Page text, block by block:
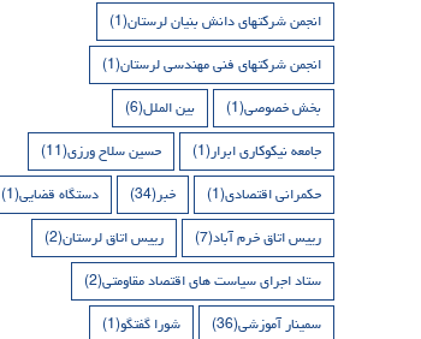
انجمن شرکتهای دانش بنیان لرستان(1)
انجمن شرکتهای فنی مهندسی لرستان(1)
بخش خصوصی(1) بین الملل(6)
جامعه نیکوکاری ابرار(1) حسین سلاح ورزی(11)
حکمرانی اقتصادی(1) خبر(34) دستگاه قضایی(1)
رییس اتاق خرم آباد(7) رییس اتاق لرستان(2)
ستاد اجرای سیاست های اقتصاد مقاومتی(2)
سمینار آموزشی(36) شورا گفتگو(1)